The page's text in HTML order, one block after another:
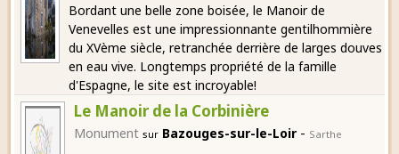
Bordant une belle zone boisée, le Manoir de
Venevelles est une impressionnante gentilhommière
du XVème siècle, retranchée derrière de larges douves
en eau vive. Longtemps propriété de la famille
d'Espagne, le site est incroyable!
Le Manoir de la Corbinière
Monument sur Bazouges-sur-le-Loir - Sarthe